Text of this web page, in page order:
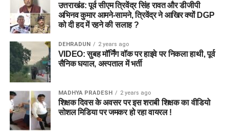
उत्तराखंड: पूर्व सीएम त्रिवेंद्र सिंह रावत और डीजीपी
अभिनव कुमार आमने-सामने, त्रिवेंद्र ने आखिर क्यों DGP
को दी हद में रहने की सलाह ?
DEHRADUN 2 years ago
VIDEO: सुबह मॉर्निंग वॉक पर हाइवे पर निकला हाथी, पूर्व
सैनिक घयाल, अस्पताल में भर्ती
MADHYA PRADESH 2 years ago
शिक्षक दिवस के अवसर पर इस शराबी शिक्षक का वीडियो
सोशल मिडिया पर जमकर हो रहा वायरल !